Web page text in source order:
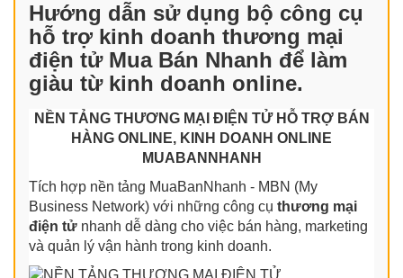
Hướng dẫn sử dụng bộ công cụ
hỗ trợ kinh doanh thương mại
điện tử Mua Bán Nhanh để làm
giàu từ kinh doanh online.
NỀN TẢNG THƯƠNG MẠI ĐIỆN TỬ HỖ TRỢ BÁN
HÀNG ONLINE, KINH DOANH ONLINE
MUABANNHANH
Tích hợp nền tảng MuaBanNhanh - MBN (My
Business Network) với những công cụ thương mại
điện tử nhanh dễ dàng cho việc bán hàng, marketing
và quản lý vận hành trong kinh doanh.